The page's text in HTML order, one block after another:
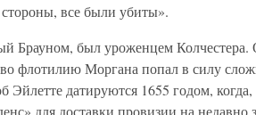
все были убиты».
Брауном, был уроженцем Колчестера.
флотилию Моргана попал в силу
Эйлетте датируются 1655 годом,
для доставки провизии на недавно